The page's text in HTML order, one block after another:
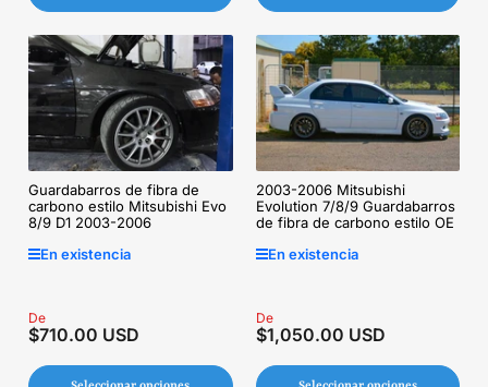
Guardabarros de fibra de
carbono estilo Mitsubishi Evo
8/9 D1 2003-2006
En existencia
Precio
regular
De
$710.00 USD
2003-2006 Mitsubishi
Evolution 7/8/9 Guardabarros
de fibra de carbono estilo OE
En existencia
Precio
regular
De
$1,050.00 USD